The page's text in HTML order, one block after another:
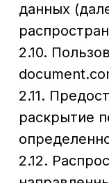
данных
2.10.
2.11.
раскрытие
2.12.